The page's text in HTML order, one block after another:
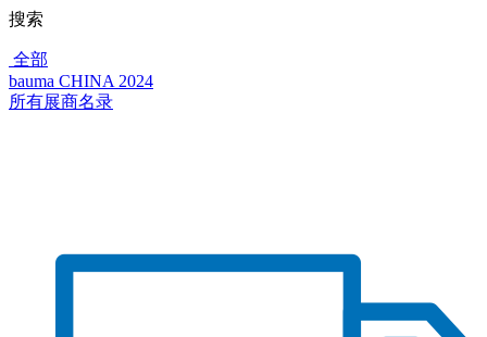
搜索
全部
bauma CHINA 2024
所有展商名录